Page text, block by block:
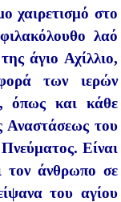
χαιρετισμό στο
λαό
άγιο Αχίλλιο,
των ιερών
όπως και κάθε
Αναστάσεως του
Είναι
τον άνθρωπο σε
του αγίου